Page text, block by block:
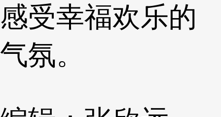
感受幸福欢乐的
气氛。